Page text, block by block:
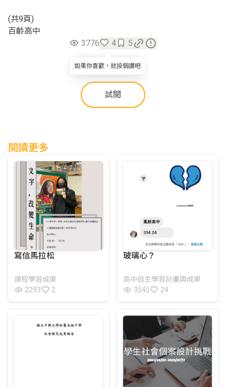
(共9頁)
百齡高中
3776
4
如果你喜歡，就按個讚吧
5
試閱
閱讀更多
寫信馬拉松
課程學習成果
2293
2
玻璃心？
高中自主學習計畫與成果
3545
24